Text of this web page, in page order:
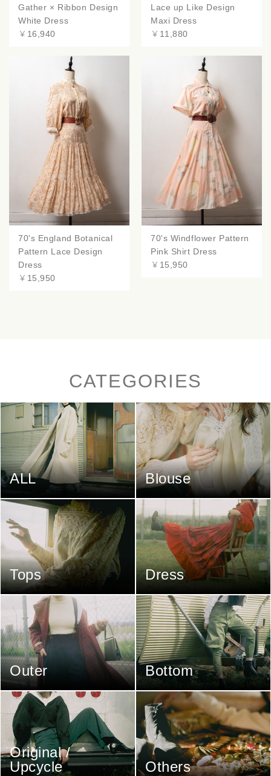
Gather × Ribbon Design
White Dress
￥16,940
Lace up Like Design
Maxi Dress
￥11,880
70's England Botanical
Pattern Lace Design
Dress
￥15,950
70's Windflower Pattern
Pink Shirt Dress
￥15,950
CATEGORIES
ALL Blouse
Tops Dress
Outer Bottom
Original /
Upcycle
Others